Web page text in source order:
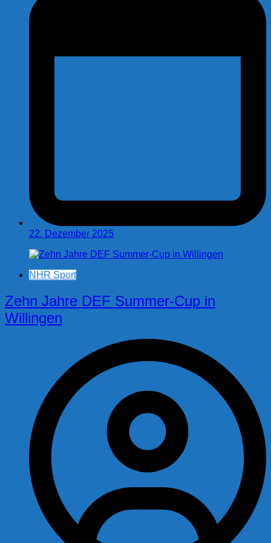
22. Dezember 2025
NHR Sport
Zehn Jahre DEF Summer-Cup in
Willingen